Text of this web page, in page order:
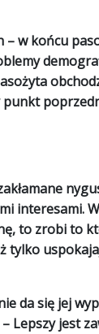
– w końcu
interesami.
to zrobi to
tylko
da się jej
Lepszy jest